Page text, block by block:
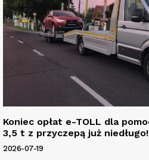
Koniec opłat e-TOLL dla
3,5 t z przyczepą już niedługo!
2026-07-19